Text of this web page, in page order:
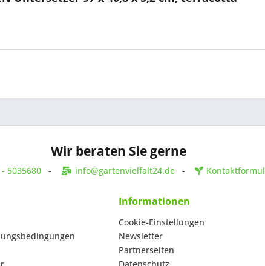
Wir beraten Sie gerne
5035680 - info@gartenvielfalt24.de -
Informationen
Cookie-Einstellungen
Newsletter
Partnerseiten